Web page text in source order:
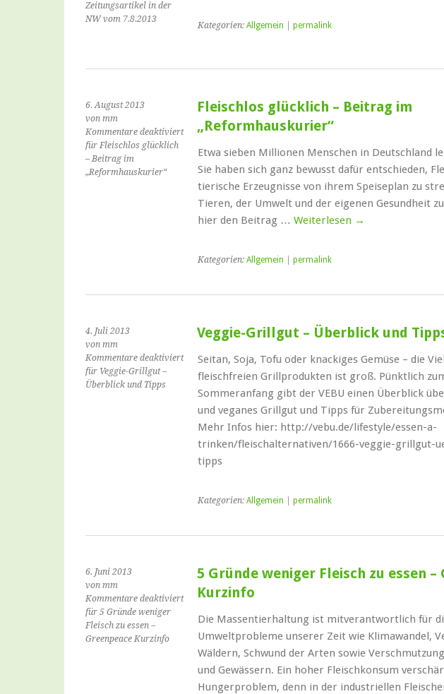
Zeitungsartikel in der
NW vom 7.8.2013
Kategorien: Allgemein permalink
6. August 2013
von mm
Kommentare deaktiviert
für Fleischlos glücklich
– Beitrag im
„Reformhauskurier“
Fleischlos glücklich – Beitrag im
„Reformhauskurier“
Etwa sieben Millionen Menschen in Deutschland
Sie haben sich ganz bewusst dafür entschieden,
tierische Erzeugnisse von ihrem Speiseplan zu
Tieren, der Umwelt und der eigenen Gesundheit
hier den Beitrag … Weiterlesen →
Kategorien: Allgemein permalink
4. Juli 2013
von mm
Kommentare deaktiviert
für Veggie-Grillgut –
Überblick und Tipps
Veggie-Grillgut – Überblick und
Seitan, Soja, Tofu oder knackiges Gemüse – die
fleischfreien Grillprodukten ist groß. Pünktlich
Sommeranfang gibt der VEBU einen Überblick
und veganes Grillgut und Tipps für
Mehr Infos hier: http://vebu.de/lifestyle/essen-a-
trinken/fleischalternativen/1666-veggie-grillgut-
tipps
Kategorien: Allgemein permalink
6. Juni 2013
von mm
Kommentare deaktiviert
für 5 Gründe weniger
Fleisch zu essen –
Greenpeace Kurzinfo
5 Gründe weniger Fleisch zu essen –
Kurzinfo
Die Massentierhaltung ist mitverantwortlich für
Umweltprobleme unserer Zeit wie Klimawandel,
Wäldern, Schwund der Arten sowie
und Gewässern. Ein hoher Fleischkonsum
Hungerproblem, denn in der industriellen